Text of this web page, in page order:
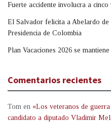
Fuerte accidente involucra a
El Salvador felicita a Abelardo
Presidencia de Colombia
Plan Vacaciones 2026 se
Comentarios recientes
Tom en «Los veteranos de
candidato a diputado Vladimir